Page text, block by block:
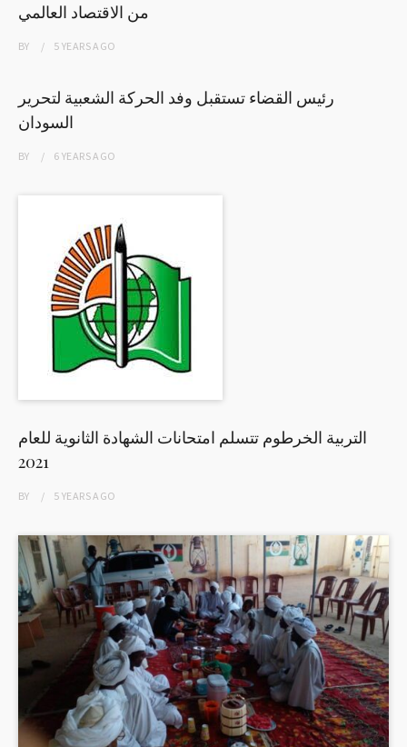
من الاقتصاد العالمي
BY 5 YEARSAGO
رئيس القضاء تستقبل وفد الحركة الشعبية لتحرير
السودان
BY 6 YEARSAGO
التربية الخرطوم تتسلم امتحانات الشهادة الثانوية للعام
2021
BY 5 YEARSAGO